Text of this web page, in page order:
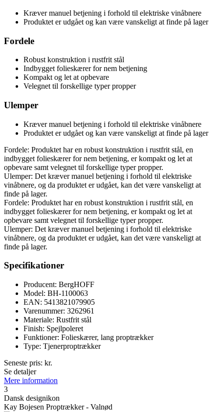
Kræver manuel betjening i forhold til elektriske vinåbnere
Produktet er udgået og kan være vanskeligt at finde på lager
Fordele
Robust konstruktion i rustfrit stål
Indbygget folieskærer for nem betjening
Kompakt og let at opbevare
Velegnet til forskellige typer propper
Ulemper
Kræver manuel betjening i forhold til elektriske vinåbnere
Produktet er udgået og kan være vanskeligt at finde på lager
Fordele: Produktet har en robust konstruktion i rustfrit stål, en
indbygget folieskærer for nem betjening, er kompakt og let at
opbevare samt velegnet til forskellige typer propper.
Ulemper: Det kræver manuel betjening i forhold til elektriske
vinåbnere, og da produktet er udgået, kan det være vanskeligt at
finde på lager.
Fordele: Produktet har en robust konstruktion i rustfrit stål, en
indbygget folieskærer for nem betjening, er kompakt og let at
opbevare samt velegnet til forskellige typer propper.
Ulemper: Det kræver manuel betjening i forhold til elektriske
vinåbnere, og da produktet er udgået, kan det være vanskeligt at
finde på lager.
Specifikationer
Producent: BergHOFF
Model: BH-1100063
EAN: 5413821079905
Varenummer: 3262961
Materiale: Rustfrit stål
Finish: Spejlpoleret
Funktioner: Folieskærer, lang proptrækker
Type: Tjenerproptrækker
Seneste pris: kr.
Se detaljer
Mere information
3
Dansk designikon
Kay Bojesen Proptrækker - Valnød